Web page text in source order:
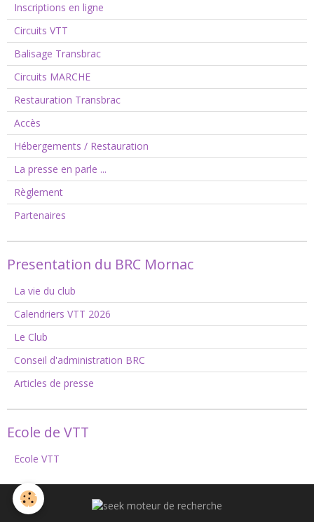
Inscriptions en ligne
Circuits VTT
Balisage Transbrac
Circuits MARCHE
Restauration Transbrac
Accès
Hébergements / Restauration
La presse en parle ...
Règlement
Partenaires
Presentation du BRC Mornac
La vie du club
Calendriers VTT 2026
Le Club
Conseil d'administration BRC
Articles de presse
Ecole de VTT
Ecole VTT